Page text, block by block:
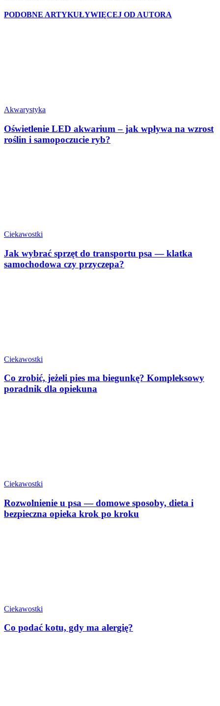
PODOBNE ARTYKUŁYWIĘCEJ OD AUTORA
Akwarystyka
Oświetlenie LED akwarium – jak wpływa na wzrost
roślin i samopoczucie ryb?
Ciekawostki
Jak wybrać sprzęt do transportu psa — klatka
samochodowa czy przyczepa?
Ciekawostki
Co zrobić, jeżeli pies ma biegunkę? Kompleksowy
poradnik dla opiekuna
Ciekawostki
Rozwolnienie u psa — domowe sposoby, dieta i
bezpieczna opieka krok po kroku
Ciekawostki
Co podać kotu, gdy ma alergię?